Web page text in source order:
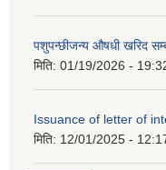
पशुपन्छीजन्य औषधी खरिद
मिति: 01/19/2026 -
Issuance of letter of
मिति: 12/01/2025 -